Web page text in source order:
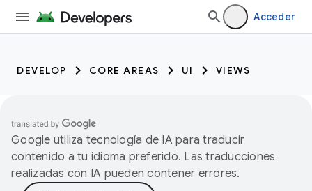
Acceder
DEVELOP CORE AREAS UI VIEWS
Google utiliza tecnología de IA para traducir
contenido a tu idioma preferido. Las traducciones
realizadas con IA pueden contener errores.